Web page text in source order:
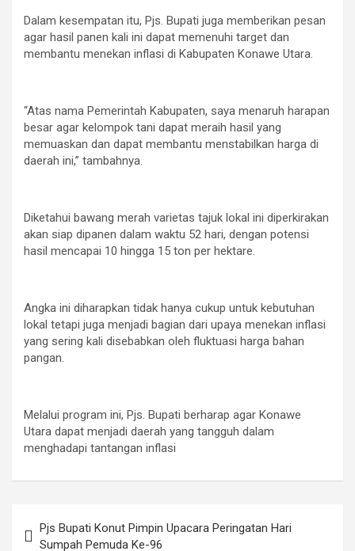
Dalam kesempatan itu, Pjs. Bupati juga memberikan pesan
agar hasil panen kali ini dapat memenuhi target dan
membantu menekan inflasi di Kabupaten Konawe Utara.
“Atas nama Pemerintah Kabupaten, saya menaruh harapan
besar agar kelompok tani dapat meraih hasil yang
memuaskan dan dapat membantu menstabilkan harga di
daerah ini,” tambahnya.
Diketahui bawang merah varietas tajuk lokal ini diperkirakan
akan siap dipanen dalam waktu 52 hari, dengan potensi
hasil mencapai 10 hingga 15 ton per hektare.
Angka ini diharapkan tidak hanya cukup untuk kebutuhan
lokal tetapi juga menjadi bagian dari upaya menekan inflasi
yang sering kali disebabkan oleh fluktuasi harga bahan
pangan.
Melalui program ini, Pjs. Bupati berharap agar Konawe
Utara dapat menjadi daerah yang tangguh dalam
menghadapi tantangan inflasi
pos
Pjs Bupati Konut Pimpin Upacara Peringatan Hari
Sumpah Pemuda Ke-96